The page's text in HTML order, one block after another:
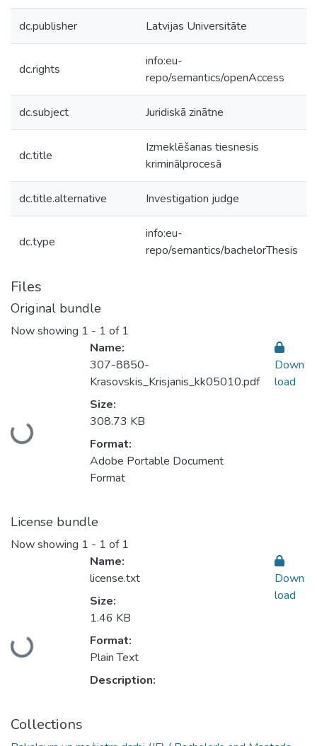
dc.publisher Latvijas Universitāte
dc.rights
info:eu-
repo/semantics/openAccess
dc.subject Juridiskā zinātne
dc.title
Izmeklēšanas tiesnesis
kriminālprocesā
dc.title.alternative Investigation judge
dc.type
info:eu-
repo/semantics/bachelorThesis
Files
Original bundle
Now showing 1 - 1 of 1
Loading...
Name:
307-8850-
Krasovskis_Krisjanis_kk05010.pdf
Size:
308.73 KB
Format:
Adobe Portable Document
Format
Down
load
License bundle
Now showing 1 - 1 of 1
Loading...
Name:
license.txt
Size:
1.46 KB
Format:
Plain Text
Description:
Down
load
Collections